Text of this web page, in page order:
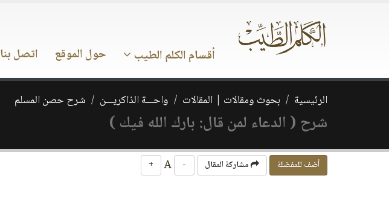
أقسام الكلم الطيب حول الموقع اتصل بنا
الرئيسية بحوث ومقالات | المقالات واحـــة الذاكريـــن شرح حصن المسلم
شرح ( الدعاء لمن قال: بارك الله فيك )
أضف للمفضلة مشاركة المقال -
+